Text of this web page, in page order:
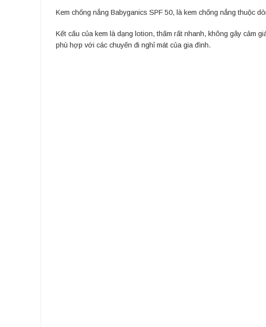
Kem chống nắng Babyganics SPF 50, là kem chống nắng thuộc
Kết cấu của kem là dạng lotion, thấm rất nhanh, không gây cảm
phù hợp với các chuyến đi nghỉ mát của gia đình.